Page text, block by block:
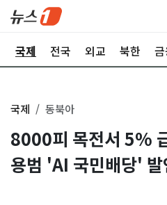
국제 전국 외교 북한
국제 동북아
8000피 목전서 5%
용범 'AI 국민배당'